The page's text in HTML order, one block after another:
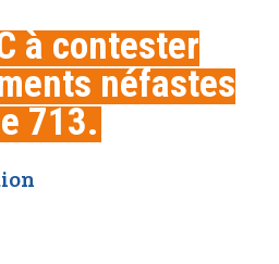
à contester
néfastes
713.
Brunswick de